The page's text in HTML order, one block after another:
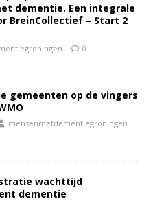
dementie. Een integrale
BreinCollectief – Start 2
0
gemeenten op de vingers
mensenmetdementiegroningen
wachttijd
dementie